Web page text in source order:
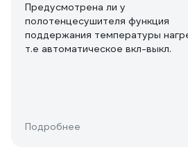
Предусмотрена ли у
полотенцесушителя функция
поддержания температуры
т.е автоматическое вкл-выкл.
Подробнее